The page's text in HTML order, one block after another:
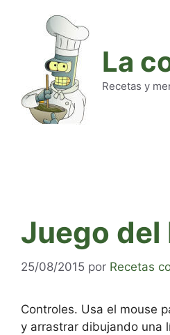
La
Recetas y
Juego del
25/08/2015 por Recetas
Controles. Usa el mouse
y arrastrar dibujando una